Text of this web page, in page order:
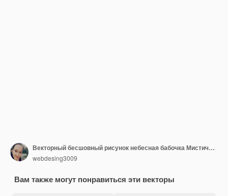
Векторный бесшовный рисунок небесная бабочка Мистическая насекомая лунная мотылька Цветочная луна
webdesing3009
Вам также могут понравиться эти векторы